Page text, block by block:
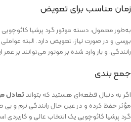
زمان مناسب برای تعویض
بررسی و در صورت نیاز، تعویض دارد. البته
رانندگی، و بار وارد شده بر موتور می‌توانند بر
جمع‌ بندی
اگر به دنبال قطعه‌ای هستید که بتواند تعادل
مؤثر حفظ کرده و در عین حال رانندگی نرم و بی‌
گرد پرشیا کائوچویی یک انتخاب عالی و کاربردی